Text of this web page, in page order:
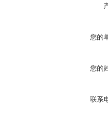
您的
您的
联系